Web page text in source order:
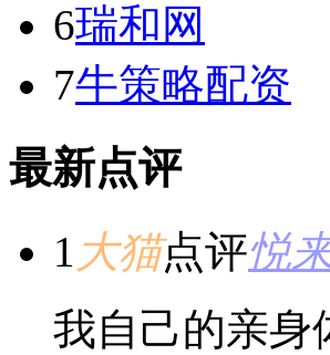
6瑞和网
7牛策略配资
最新点评
1 大猫点评悦
我自己的亲身